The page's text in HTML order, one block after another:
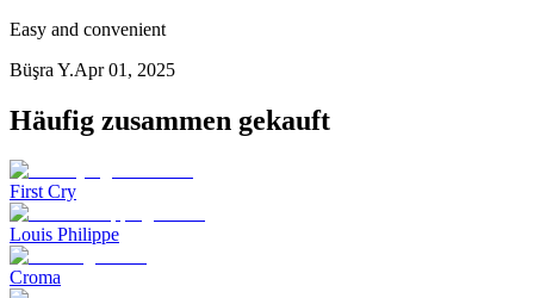
Easy and convenient
Büşra Y.Apr 01, 2025
Häufig zusammen gekauft
First Cry
Louis Philippe
Croma